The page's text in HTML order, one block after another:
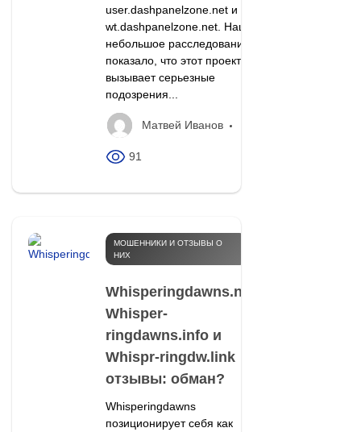
user.dashpanelzone.net и
wt.dashpanelzone.net. Наше
небольшое расследование
показало, что этот проект
вызывает серьезные
подозрения...
Матвей Иванов
91
МОШЕННИКИ И ОТЗЫВЫ О
НИХ
Whisperingdawns.net,
Whisper-
ringdawns.info и
Whispr-ringdw.link
отзывы: обман?
Whisperingdawns
позиционирует себя как